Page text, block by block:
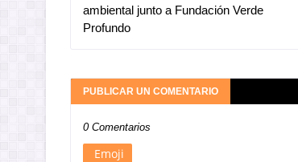
ambiental junto a Fundación Verde
Profundo
PUBLICAR UN COMENTARIO
0 Comentarios
Emoji